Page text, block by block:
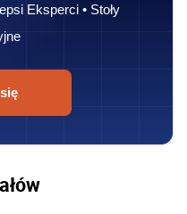
Eksperci • Stoły